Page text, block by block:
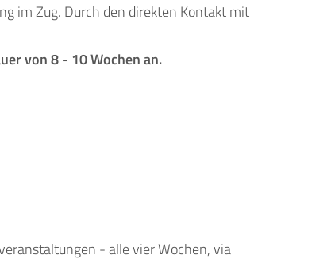
im Zug. Durch den direkten Kontakt mit
von 8 - 10 Wochen an.
- alle vier Wochen, via